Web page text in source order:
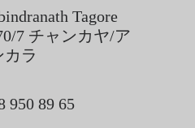
Tagore
7 チャンカヤ/ア
カラ
950 89 65